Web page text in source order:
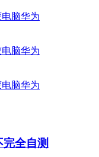
全自测